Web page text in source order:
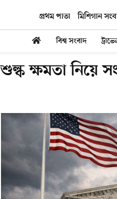
প্রথম পাতা মিশিগান
বিশ্ব সংবাদ
শুল্ক ক্ষমতা নিয়ে